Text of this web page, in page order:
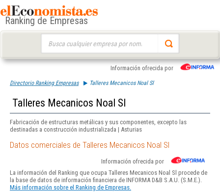
Ranking de Empresas
Información ofrecida por
Directorio Ranking Empresas Talleres Mecanicos Noal Sl
Talleres Mecanicos Noal Sl
Fabricación de estructuras metálicas y sus componentes, excepto las
destinadas a construcción industrializada | Asturias
Datos comerciales de Talleres Mecanicos Noal Sl
Información ofrecida por
La información del Ranking que ocupa Talleres Mecanicos Noal Sl procede de
la base de datos de información financiera de INFORMA D&B S.A.U. (S.M.E.).
Más información sobre el Ranking de Empresas.